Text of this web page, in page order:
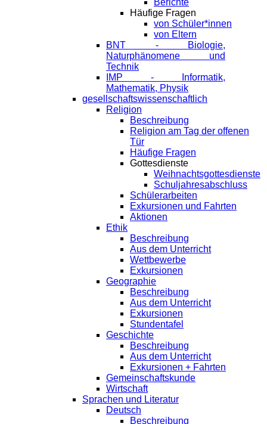
Berichte
Häufige Fragen
von Schüler*innen
von Eltern
BNT - Biologie,
Naturphänomene und
Technik
IMP - Informatik,
Mathematik, Physik
gesellschaftswissenschaftlich
Religion
Beschreibung
Religion am Tag der offenen
Tür
Häufige Fragen
Gottesdienste
Weihnachtsgottesdienste
Schuljahresabschluss
Schülerarbeiten
Exkursionen und Fahrten
Aktionen
Ethik
Beschreibung
Aus dem Unterricht
Wettbewerbe
Exkursionen
Geographie
Beschreibung
Aus dem Unterricht
Exkursionen
Stundentafel
Geschichte
Beschreibung
Aus dem Unterricht
Exkursionen + Fahrten
Gemeinschaftskunde
Wirtschaft
Sprachen und Literatur
Deutsch
Beschreibung